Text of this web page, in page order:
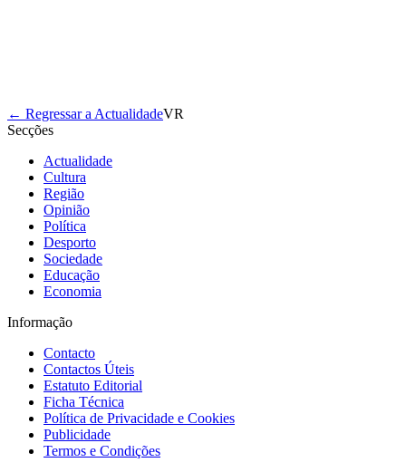
← Regressar a ActualidadeVR
Secções
Actualidade
Cultura
Região
Opinião
Política
Desporto
Sociedade
Educação
Economia
Informação
Contacto
Contactos Úteis
Estatuto Editorial
Ficha Técnica
Política de Privacidade e Cookies
Publicidade
Termos e Condições